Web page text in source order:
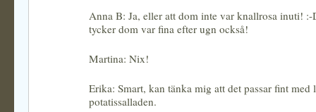
Anna B: Ja, eller att dom inte var knallrosa inuti! :-
tycker dom var fina efter ugn också!
Martina: Nix!
Erika: Smart, kan tänka mig att det passar fint med
potatissalladen.